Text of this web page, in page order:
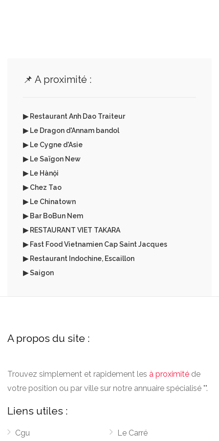
📌 A proximité :
▶ Restaurant Anh Dao Traiteur
▶ Le Dragon d'Annam bandol
▶ Le Cygne d'Asie
▶ Le Saïgon New
▶ Le Hànội
▶ Chez Tao
▶ Le Chinatown
▶ Bar BoBun Nem
▶ RESTAURANT VIET TAKARA
▶ Fast Food Vietnamien Cap Saint Jacques
▶ Restaurant Indochine, Escaillon
▶ Saigon
A propos du site :
Trouvez simplement et rapidement les à proximité de
votre position ou par ville sur notre annuaire spécialisé "".
Liens utiles :
Cgu
Le Carré